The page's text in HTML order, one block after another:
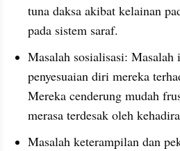
tuna daksa akibat kelainan
pada sistem saraf.
Masalah sosialisasi:
penyesuaian diri mereka
Mereka cenderung mudah
merasa terdesak oleh
Masalah keterampilan dan